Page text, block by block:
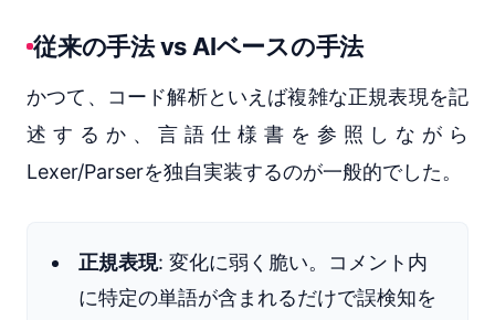
従来の手法 vs AIベースの手法
かつて、コード解析といえば複雑な正規表現を記
述するか、言語仕様書を参照しながら
Lexer/Parserを独自実装するのが一般的でした。
正規表現: 変化に弱く脆い。コメント内
に特定の単語が含まれるだけで誤検知を